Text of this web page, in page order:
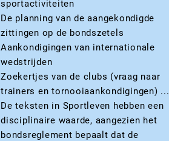
sportactiviteiten
De planning van de aangekondigde
zittingen op de bondszetels
Aankondigingen van internationale
wedstrijden
Zoekertjes van de clubs (vraag naar
trainers en tornooiaankondigingen) ...
De teksten in Sportleven hebben een
disciplinaire waarde, aangezien het
bondsreglement bepaalt dat de